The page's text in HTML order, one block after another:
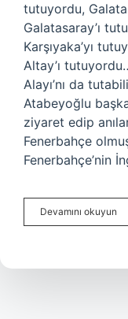
tutuyordu,
Galatasaray’ı
Karşıyaka’yı
Altay’ı
Alayı’nı da
Atabeyoğlu
ziyaret edip
Fenerbahçe
Fenerbahçe’nin
Devamını okuyun
Mı